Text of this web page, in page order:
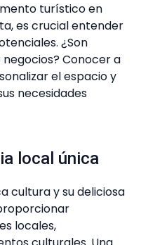
turístico en
es crucial entender
¿Son
negocios? Conocer a
el espacio y
necesidades
local única
cultura y su deliciosa
locales,